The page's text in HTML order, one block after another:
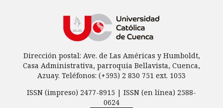
Dirección postal: Ave. de Las Américas y Humboldt,
Casa Administrativa, parroquia Bellavista, Cuenca,
Azuay. Teléfonos: (+593) 2 830 751 ext. 1053
ISSN (impreso) 2477-8915 | ISSN (en línea) 2588-
0624